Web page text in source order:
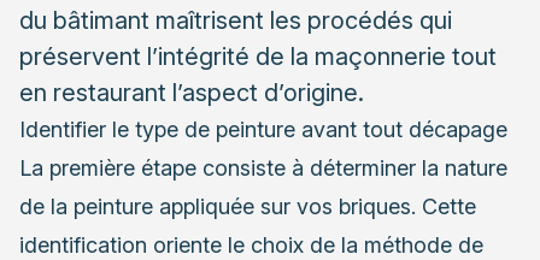
du bâtimant maîtrisent les procédés qui
préservent l’intégrité de la maçonnerie tout
en restaurant l’aspect d’origine.
Identifier le type de peinture avant tout décapage
La première étape consiste à déterminer la nature
de la peinture appliquée sur vos briques. Cette
identification oriente le choix de la méthode de
Réparer les joints endommagés après décapage
Nettoyage et protection après le décapage
Le nettoyage final avec solutions adaptées
Appliquer un traitement protecteur respirant
Quand faire appel à un façadier qualifié
Les situations qui exigent une intervention